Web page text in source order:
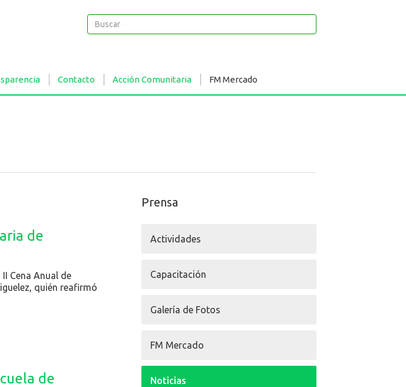
Buscar
Buscar
Contacto Acción Comunitaria FM Mercado
de
Cena Anual de
quién reafirmó
de
Prensa
Actividades
Capacitación
Galería de Fotos
FM Mercado
Noticias